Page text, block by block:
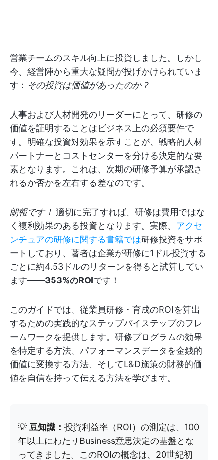
営業チームのスキル向上に投資しました。しかし
今、経営陣から重大な疑問が投げかけられていま
す： その投資は価値があったのか？
人事および人材開発のリーダーにとって、研修の
価値を証明することはビジネス上の必須要件で
す。明確な投資対効果を示すことが、戦略的人材
パートナーとコストセンターを分ける決定的な要
素となります。これは、次期の研修予算が承認さ
れるか否かを左右する差なのです。
朗報です！ 適切に完了すれば、研修は費用ではな
く複利効果のある投資となります。実際、 アクセ
ンチュアの研修に関する書籍では研修投資をサポ
ートしており、著者は企業が研修に1ドル投資する
ごとに約4.53ドルのリターンを得ると試算してい
ます——353%のROIです！
このガイドでは、従業員研修・育成のROIを算出
するための実践的なステップバイステップのフレ
ームワークを提供します。研修プログラムの効果
を特定する方法、パフォーマンスデータを金銭的
価値に変換する方法、そしてL&D施策の財務的価
値を自信を持って伝える方法を学びます。
💡 豆知識： 投資利益率（ROI）の測定は、100
年以上にわたりBusiness意思決定の基盤とな
ってきました。このROIの概念は、20世紀初